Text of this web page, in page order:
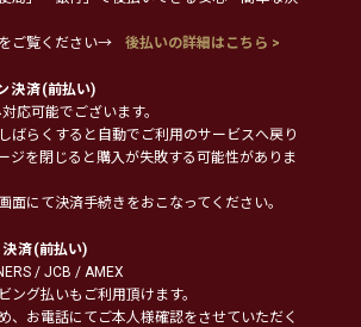
ご覧ください→
後払いの詳細はこちら >
決済(前払い)
応可能でございます。
ばらくすると自動でご利用のサービスへ戻り
ジを閉じると購入が失敗する可能性がありま
にて決済手続きをおこなってください。
済(前払い)
/ JCB / AMEX
グ払いもご利用頂けます。
、お電話にてご本人様確認をさせていただく